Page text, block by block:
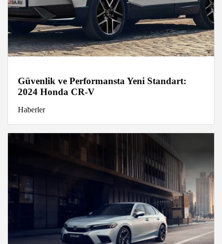
Güvenlik ve Performansta Yeni Standart:
2024 Honda CR-V
Haberler